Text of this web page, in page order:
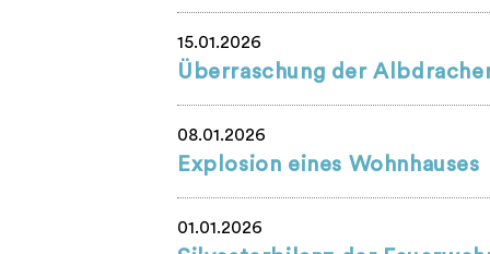
15.01.2026
Überraschung der
08.01.2026
Explosion eines Wohnhauses
01.01.2026